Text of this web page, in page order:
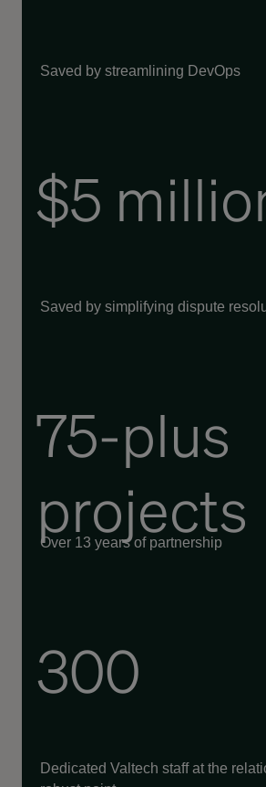
Saved by streamlining DevOps
$5
Saved by simplifying dispute
75-plus
projects
Over 13 years of partnership
300
Dedicated Valtech staffat the